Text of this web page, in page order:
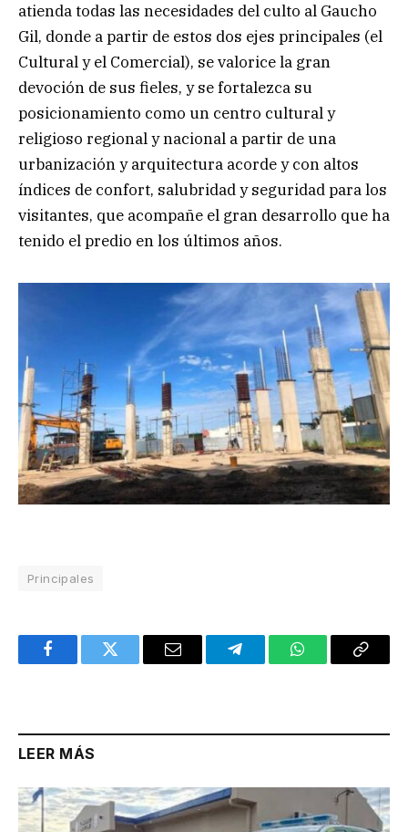
atienda todas las necesidades del culto al Gaucho
Gil, donde a partir de estos dos ejes principales (el
Cultural y el Comercial), se valorice la gran
devoción de sus fieles, y se fortalezca su
posicionamiento como un centro cultural y
religioso regional y nacional a partir de una
urbanización y arquitectura acorde y con altos
índices de confort, salubridad y seguridad para los
visitantes, que acompañe el gran desarrollo que ha
tenido el predio en los últimos años.
Principales
FacebookTwitter Email TelegramWhatsAppCopy
LEER MÁS